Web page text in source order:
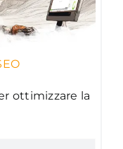
ottimizzare la